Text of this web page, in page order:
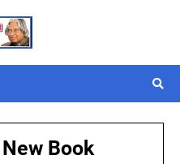
Book